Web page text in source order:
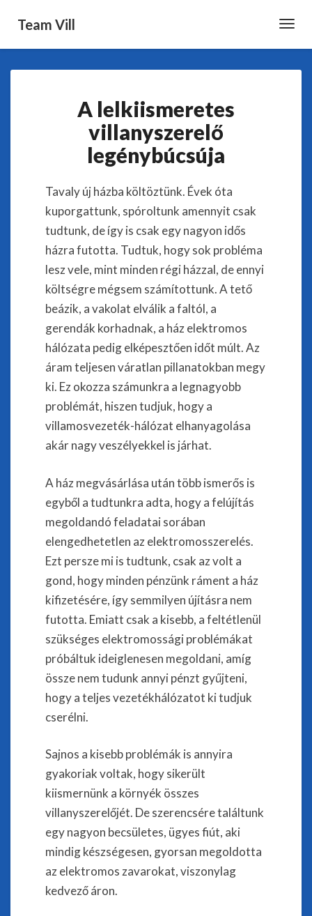
Team Vill
lelkiismeretes
villanyszerelő
legénybúcsúja
A lelkiismeretes
villanyszerelő
legénybúcsúja
Tavaly új házba költöztünk. Évek óta
kuporgattunk, spóroltunk amennyit csak
tudtunk, de így is csak egy nagyon idős
házra futotta. Tudtuk, hogy sok probléma
lesz vele, mint minden régi házzal, de ennyi
költségre mégsem számítottunk. A tető
beázik, a vakolat elválik a faltól, a
gerendák korhadnak, a ház elektromos
hálózata pedig elképesztően időt múlt. Az
áram teljesen váratlan pillanatokban megy
ki. Ez okozza számunkra a legnagyobb
problémát, hiszen tudjuk, hogy a
villamosvezeték-hálózat elhanyagolása
akár nagy veszélyekkel is járhat.
A ház megvásárlása után több ismerős is
egyből a tudtunkra adta, hogy a felújítás
megoldandó feladatai sorában
elengedhetetlen az elektromosszerelés.
Ezt persze mi is tudtunk, csak az volt a
gond, hogy minden pénzünk ráment a ház
kifizetésére, így semmilyen újításra nem
futotta. Emiatt csak a kisebb, a feltétlenül
szükséges elektromossági problémákat
próbáltuk ideiglenesen megoldani, amíg
össze nem tudunk annyi pénzt gyűjteni,
hogy a teljes vezetékhálózatot ki tudjuk
cserélni.
Sajnos a kisebb problémák is annyira
gyakoriak voltak, hogy sikerült
kiismernünk a környék összes
villanyszerelőjét. De szerencsére találtunk
egy nagyon becsületes, ügyes fiút, aki
mindig készségesen, gyorsan megoldotta
az elektromos zavarokat, viszonylag
kedvező áron.